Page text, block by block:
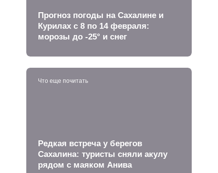
Прогноз погоды на Сахалине и
Курилах с 8 по 14 февраля:
морозы до -25° и снег
Что еще почитать
Редкая встреча у берегов
Сахалина: туристы сняли акулу
рядом с маяком Анива